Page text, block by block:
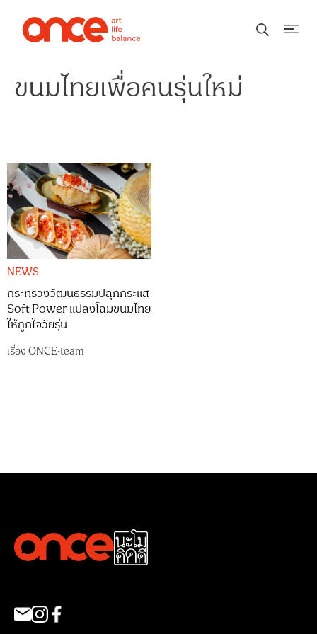
ขนมไทยเพื่อคนรุ่นใหม่
NEWS
กระทรวงวัฒนธรรมปลุกกระแส
Soft Power แปลงโฉมขนมไทย
ให้ถูกใจวัยรุ่น
เรื่องONCE-team